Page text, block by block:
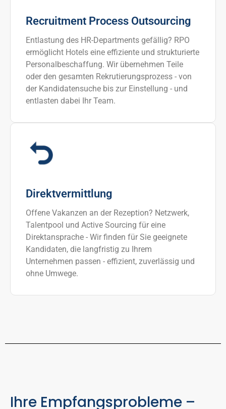
Recruitment Process Outsourcing
Entlastung des HR-Departments gefällig? RPO
ermöglicht Hotels eine effiziente und strukturierte
Personalbeschaffung. Wir übernehmen Teile
oder den gesamten Rekrutierungsprozess - von
der Kandidatensuche bis zur Einstellung - und
entlasten dabei Ihr Team.
Direktvermittlung
Offene Vakanzen an der Rezeption? Netzwerk,
Talentpool und Active Sourcing für eine
Direktansprache - Wir finden für Sie geeignete
Kandidaten, die langfristig zu Ihrem
Unternehmen passen - effizient, zuverlässig und
ohne Umwege.
Ihre Empfangsprobleme –